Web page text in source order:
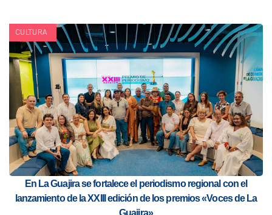
CULTURA
En La Guajira se fortalece el periodismo regional con el
lanzamiento de la XXIII edición de los premios «Voces de La
Guajira»